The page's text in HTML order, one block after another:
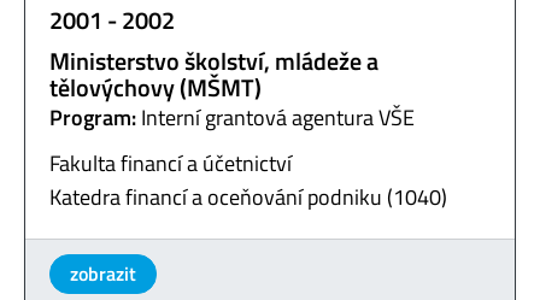
2001 - 2002
Ministerstvo školství, mládeže a
tělovýchovy (MŠMT)
Program:Interní grantová agentura VŠE
Fakulta financí a účetnictví
Katedra financí a oceňování podniku (1040)
zobrazit